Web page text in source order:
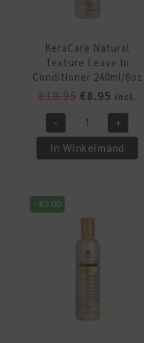
KeraCare Natural
Texture Leave In
Conditioner 240ml/8oz
€10.95
was:
€10.95.
€8.95
prijs
is:
€8.95.
incl.
KeraCare
Natural
Texture
In
Conditioner
aantal
- +
In Winkelmand
-€5.00